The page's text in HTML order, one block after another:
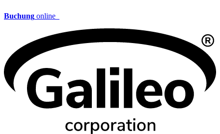
Buchung online